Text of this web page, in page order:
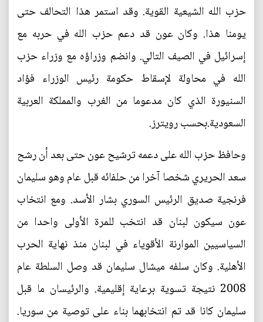
حزب الله الشيعية القوية. وقد استمر هذا التحالف حتى
يومنا هذا. وكان عون قد دعم حزب الله في حربه مع
إسرائيل في الصيف التالي. وانضم وزراؤه مع وزراء حزب
الله في محاولة لإسقاط حكومة رئيس الوزراء فؤاد
السنيورة الذي كان مدعوما من الغرب والمملكة العربية
السعودية.بحسب رويترز.
وحافظ حزب الله على دعمه ترشيح عون حتى بعد أن رشح
سعد الحريري شخصا آخرا من حلفائه قبل عام وهو سليمان
فرنجية صديق الرئيس السوري بشار الأسد. ومع انتخاب
عون سيكون لبنان قد انتخب للمرة الأولى واحدا من
السياسيين الموارنة الأقوياء في لبنان منذ نهاية الحرب
الأهلية. وكان سلفه ميشال سليمان قد وصل السلطة عام
2008 نتيجة تسوية برعاية إقليمية. والرئيسان ما قبل
سليمان كانا قد تم انتخابهما بناء على توصية من سوريا.